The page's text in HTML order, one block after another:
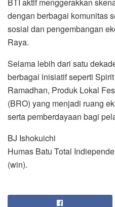
dengan berbagai komunitas
sosial dan pengembangan
Raya.
Selama lebih dari satu
berbagai inisiatif seperti
Ramadhan, Produk Lokal
(BRO) yang menjadi ruang
serta pemberdayaan bagi
BJ Ishokuichi
Humas Batu Total
(win).